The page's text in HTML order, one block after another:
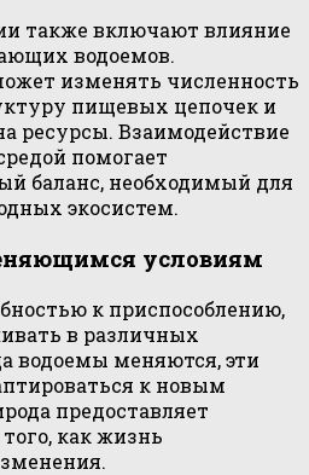
также включают влияние
водоемов.
изменять численность
пищевых цепочек и
ресурсы. Взаимодействие
помогает
баланс, необходимый для
экосистем.
условиям
к приспособлению,
в различных
водоемы меняются, эти
к новым
предоставляет
как жизнь